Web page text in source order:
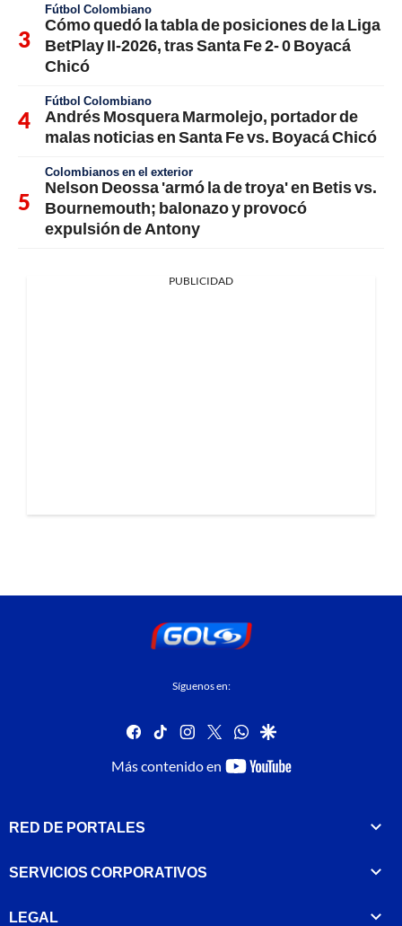
Fútbol Colombiano
Cómo quedó la tabla de posiciones de la Liga
BetPlay II-2026, tras Santa Fe 2- 0 Boyacá
Chicó
Fútbol Colombiano
Andrés Mosquera Marmolejo, portador de
malas noticias en Santa Fe vs. Boyacá Chicó
Colombianos en el exterior
Nelson Deossa 'armó la de troya' en Betis vs.
Bournemouth; balonazo y provocó
expulsión de Antony
PUBLICIDAD
Síguenos en:
facebook
tiktok instagram
twitterwhatsapp
google
Más contenido en
youtube-
RED DE PORTALES
SERVICIOS CORPORATIVOS
LEGAL